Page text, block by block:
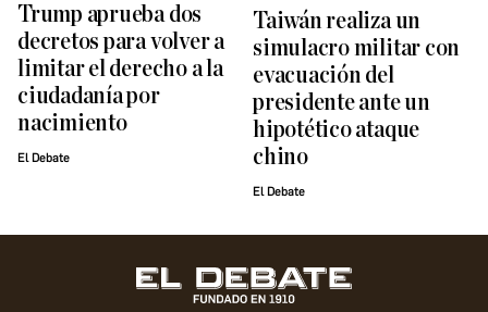
Trump aprueba dos
decretos para volver a
limitar el derecho a la
ciudadanía por
nacimiento
El Debate
Taiwán realiza un
simulacro militar con
evacuación del
presidente ante un
hipotético ataque
chino
El Debate